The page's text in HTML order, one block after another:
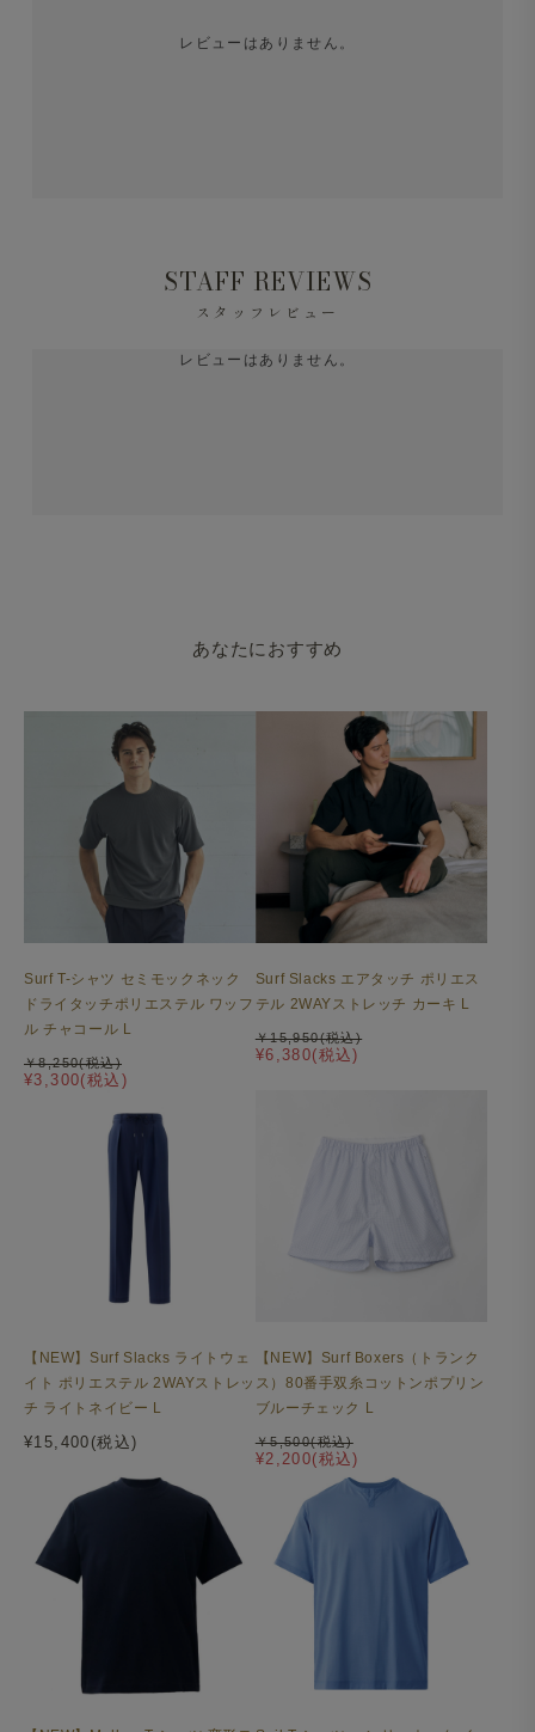
レビューはありません。
STAFF REVIEWS
スタッフレビュー
レビューはありません。
あなたにおすすめ
Surf T-シャツ セミモックネック
ドライタッチポリエステル ワッフ
ル チャコール L
¥3,300(税込)
￥8,250(税込)
Surf Slacks エアタッチ ポリエス
テル 2WAYストレッチ カーキ L
¥6,380(税込)
￥15,950(税込)
【NEW】Surf Slacks ライトウェ
イト ポリエステル 2WAYストレッ
チ ライトネイビー L
¥15,400(税込)
【NEW】Surf Boxers（トランク
ス）80番手双糸コットンポプリン
ブルーチェック L
¥2,200(税込)
￥5,500(税込)